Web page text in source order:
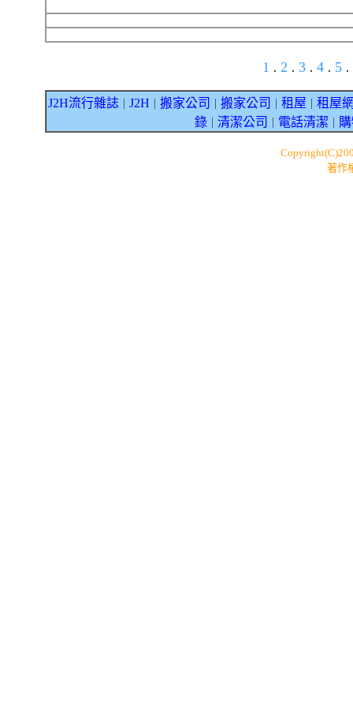
1 . 2 . 3 . 4 . 5 .
J2H流行雜誌 J2H 搬家公司 搬家公司 租屋
租屋
錄｜ 清潔公司 電話清潔
著作